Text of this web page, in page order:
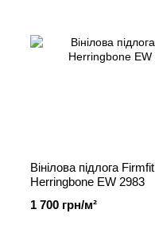
Вінілова підлога Firmfit
Herringbone EW 2983
1 700 грн/м²